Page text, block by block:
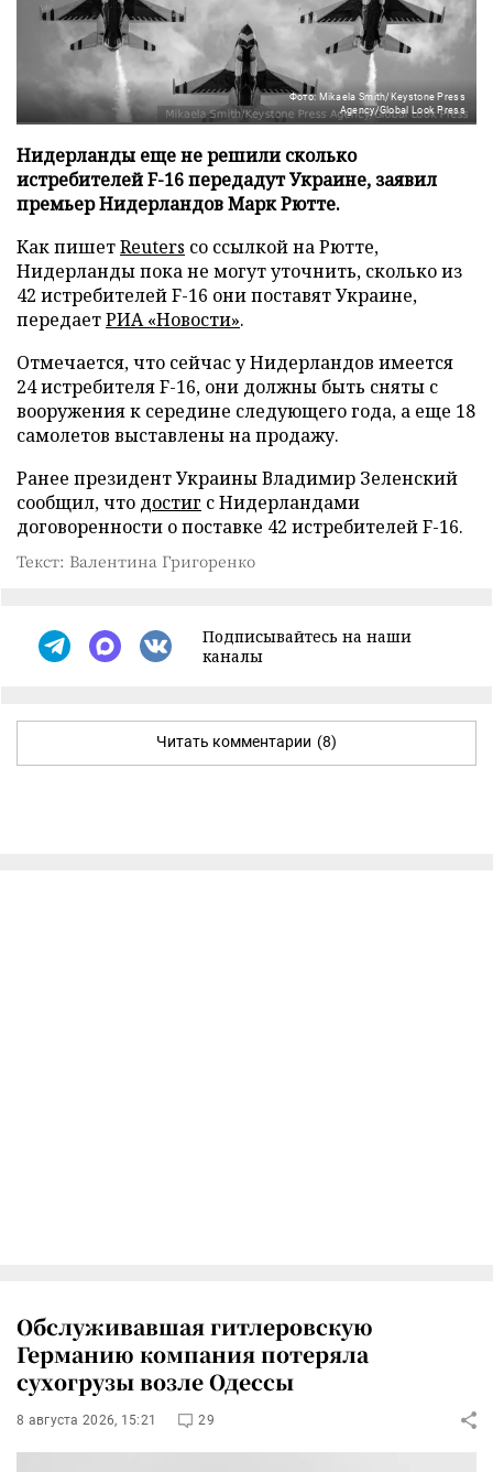
Фото: Mikaela Smith/Keystone Press
Agency/Global Look Press
Нидерланды еще не решили сколько
истребителей F-16 передадут Украине, заявил
премьер Нидерландов Марк Рютте.
Как пишетReuters со ссылкой на Рютте,
Нидерланды пока не могут уточнить, сколько из
42 истребителей F-16 они поставят Украине,
передаетРИА «Новости».
Отмечается, что сейчас у Нидерландов имеется
24 истребителя F-16, они должны быть сняты с
вооружения к середине следующего года, а еще 18
самолетов выставлены на продажу.
Ранее президент Украины Владимир Зеленский
сообщил, что достиг с Нидерландами
договоренности о поставке 42 истребителей F-16.
Текст: Валентина Григоренко
Подписывайтесь на наши
каналы
Читать комментарии (8)
Обслуживавшая гитлеровскую
Германию компания потеряла
сухогрузы возле Одессы
8 августа 2026, 15:21 29